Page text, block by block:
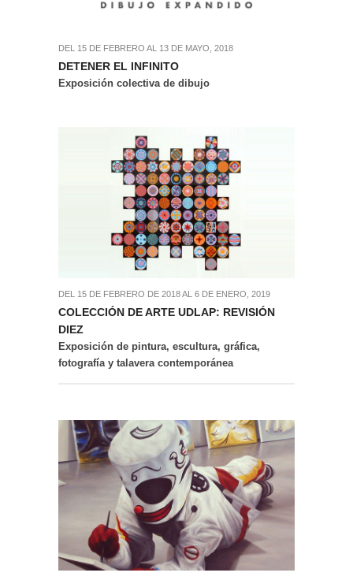
DEL 15 DE FEBRERO AL 13 DE MAYO, 2018
DETENER EL INFINITO
Exposición colectiva de dibujo
DEL 15 DE FEBRERO DE 2018 AL 6 DE ENERO, 2019
COLECCIÓN DE ARTE UDLAP: REVISIÓN
DIEZ
Exposición de pintura, escultura, gráfica,
fotografía y talavera contemporánea